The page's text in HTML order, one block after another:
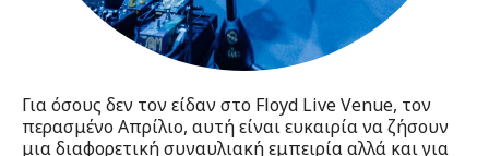
Για όσους δεν τον είδαν στο Floyd Live Venue, τον
περασμένο Απρίλιο, αυτή είναι ευκαιρία να ζήσουν
μια διαφορετική συναυλιακή εμπειρία αλλά και για